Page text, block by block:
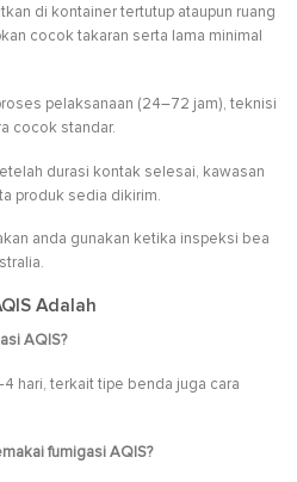
di kontainer tertutup ataupun ruang
cocok takaran serta lama minimal
pelaksanaan (24–72 jam), teknisi
cocok standar.
durasi kontak selesai, kawasan
produk sedia dikirim.
anda gunakan ketika inspeksi bea
Adalah
AQIS?
hari, terkait tipe benda juga cara
fumigasi AQIS?